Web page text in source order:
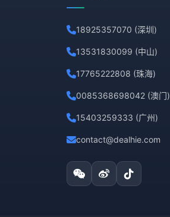
18925357070 (深圳)
13531830099 (中山)
17765222808 (珠海)
0085368698042 (澳门)
15403259333 (广州)
contact@dealhie.com